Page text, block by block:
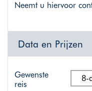
Neemt u hiervoor
Data en Prijzen
Gewenste
reis
8-